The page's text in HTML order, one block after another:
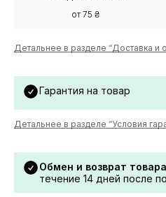
от 75 ₴
Детальнее в разделе “Доставка и
Гарантия на товар
Детальнее в разделе “Условия
Обмен и возврат товара
течение 14 дней после